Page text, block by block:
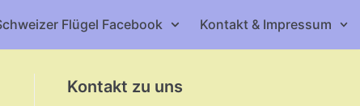
Flügel Facebook Kontakt & Impressum
Kontakt zu uns